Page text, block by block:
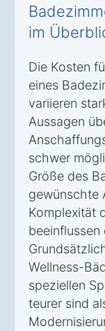
im
Die Kosten
eines
variieren
Aussagen
schwer
Größe des
gewünschte
Komplexität
beeinflussen
Wellness-
speziellen
teurer sind